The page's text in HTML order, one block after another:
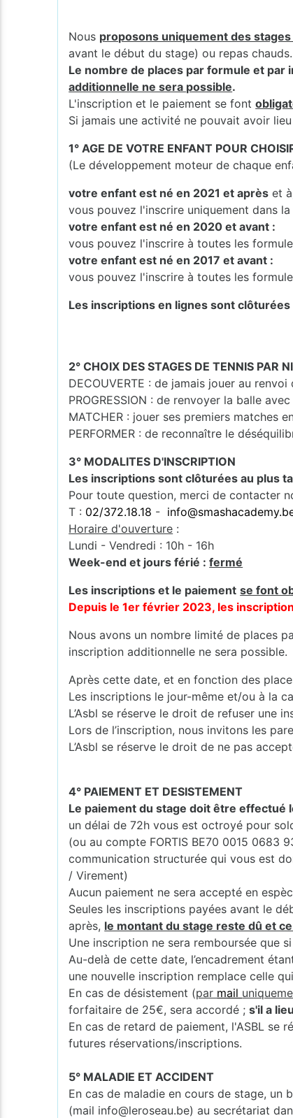
Nous proposons uniquement des
avant le début du stage) ou repas chauds.
Le nombre de places par formule et
additionnelle ne sera possible.
L'inscription et le paiement se font
Si jamais une activité ne pouvait avoir
1° AGE DE VOTRE ENFANT POUR
(Le développement moteur de chaque
votre enfant est né en 2021 et après et
vous pouvez l'inscrire uniquement dans
votre enfant est né en 2020 et avant :
vous pouvez l'inscrire à toutes les
votre enfant est né en 2017 et avant :
vous pouvez l'inscrire à toutes les
Les inscriptions en lignes sont
2° CHOIX DES STAGES DE TENNIS PAR
DECOUVERTE : de jamais jouer au
PROGRESSION : de renvoyer la balle
MATCHER : jouer ses premiers matches
PERFORMER : de reconnaître le
3° MODALITES D'INSCRIPTION
Les inscriptions sont clôturées au plus
Pour toute question, merci de contacter
T : 02/372.18.18 -
Horaire d'ouverture :
Lundi - Vendredi : 10h - 16h
Week-end et jours férié :fermé
Les inscriptions et le paiement se font
Depuis le 1er février 2023, les
Nous avons un nombre limité de places
inscription additionnelle ne sera possible.
Après cette date, et en fonction des
Les inscriptions le jour-même et/ou à la
L’Asbl se réserve le droit de refuser une
Lors de l’inscription, nous invitons les
L’Asbl se réserve le droit de ne pas
4° PAIEMENT ET DESISTEMENT
Le paiement du stage doit être effectué
un délai de 72h vous est octroyé pour
(ou au compte FORTIS BE70 0015 0683
communication structurée qui vous est
/ Virement)
Aucun paiement ne sera accepté en
Seules les inscriptions payées avant le
après, le montant du stage reste dû et
Une inscription ne sera remboursée que
Au-delà de cette date, l’encadrement
une nouvelle inscription remplace celle
En cas de désistement (par mail
forfaitaire de 25€, sera accordé ;s'il a
En cas de retard de paiement, l'ASBL se
futures réservations/inscriptions.
5° MALADIE ET ACCIDENT
En cas de maladie en cours de stage,
(mail info@leroseau.be) au secrétariat